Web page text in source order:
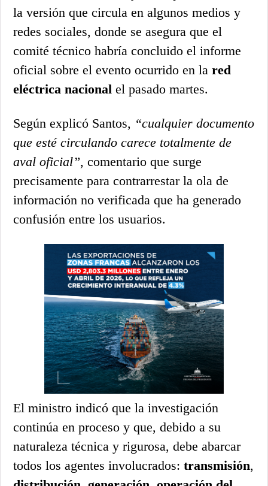
la versión que circula en algunos medios y
redes sociales, donde se asegura que el
comité técnico habría concluido el informe
oficial sobre el evento ocurrido en lared
eléctrica nacional el pasado martes.
Según explicó Santos, “cualquier documento
que esté circulando carece totalmente de
aval oficial”, comentario que surge
precisamente para contrarrestar la ola de
información no verificada que ha generado
confusión entre los usuarios.
El ministro indicó que la investigación
continúa en proceso y que, debido a su
naturaleza técnica y rigurosa, debe abarcar
todos los agentes involucrados:transmisión,